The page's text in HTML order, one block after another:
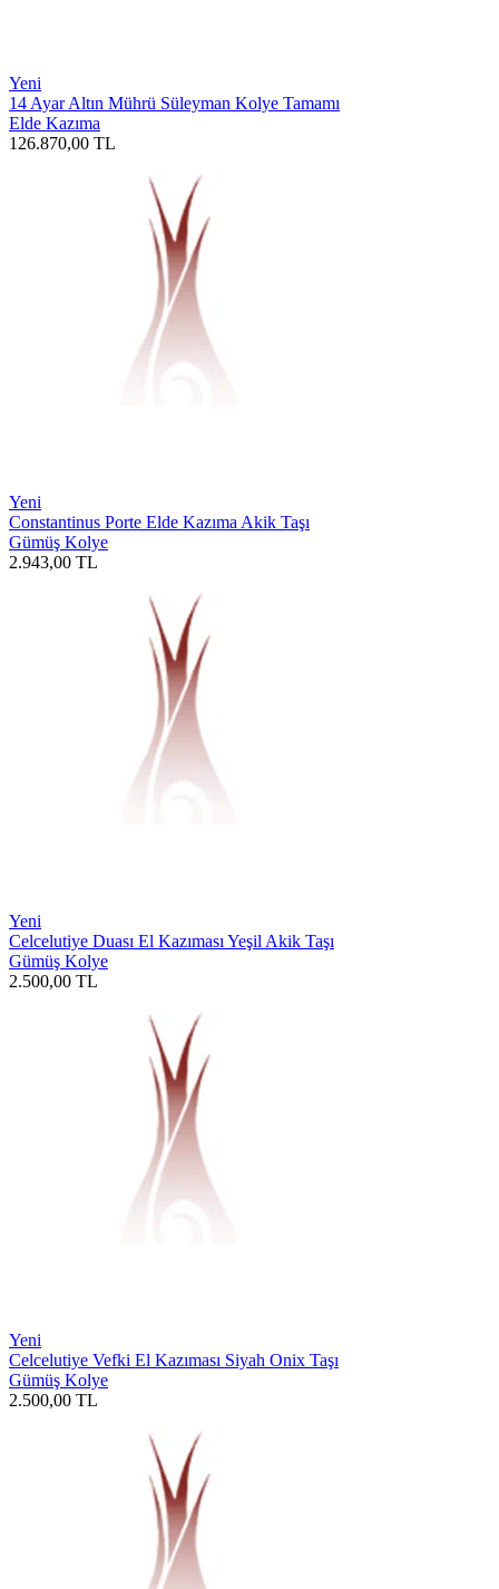
Yeni
14 Ayar Altın Mührü Süleyman Kolye Tamamı
Elde Kazıma
126.870,00 TL
Yeni
Constantinus Porte Elde Kazıma Akik Taşı
Gümüş Kolye
2.943,00 TL
Yeni
Celcelutiye Duası El Kazıması Yeşil Akik Taşı
Gümüş Kolye
2.500,00 TL
Yeni
Celcelutiye Vefki El Kazıması Siyah Onix Taşı
Gümüş Kolye
2.500,00 TL